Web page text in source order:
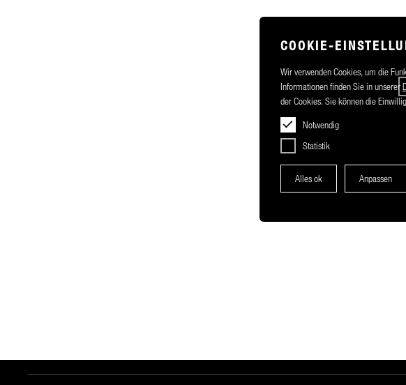
COOKIE-
Wir verwenden Cookies, um die
Informationen finden Sie in unserer
der Cookies. Sie können die
Notwendig
Statistik
Alles ok Anpassen